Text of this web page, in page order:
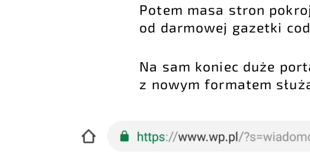
Potem masa stron
od darmowej gazetki
Na sam koniec duże
z nowym formatem